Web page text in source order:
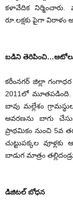
కళావేదిక నిర్మించారు.
రూ.లక్షకు పైగా విరాళం
బడిని తెరిపించి…ఆటోలు
కరీంనగర్‌ జిల్లా
2011లో మూతపడింది.
బావు మల్లేశం
ఆవరణను బాగు
ప్రాథమికం నుంచి 5వ
చుట్టుపక్కల
బాడుగ మాత్రం
డిజిటల్‌ బోధన